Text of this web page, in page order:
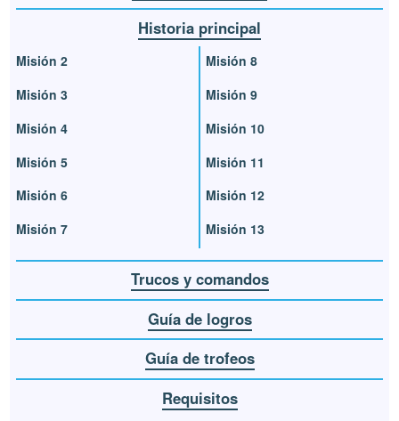
Historia principal
Misión 2
Misión 3
Misión 4
Misión 5
Misión 6
Misión 7
Misión 8
Misión 9
Misión 10
Misión 11
Misión 12
Misión 13
Trucos y comandos
Guía de logros
Guía de trofeos
Requisitos